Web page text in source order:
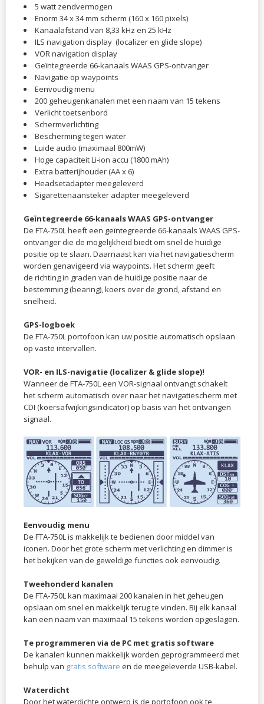
5 watt zendvermogen
Enorm 34 x 34 mm scherm (160 x 160 pixels)
Kanaalafstand van 8,33 kHz en 25 kHz
ILS navigation display (localizer en glide slope)
VOR navigation display
Geïntegreerde 66-kanaals WAAS GPS-ontvanger
Navigatie op waypoints
Eenvoudig menu
200 geheugenkanalen met een naam van 15 tekens
Verlicht toetsenbord
Schermverlichting
Bescherming tegen water
Luide audio (maximaal 800mW)
Hoge capaciteit Li-ion accu (1800 mAh)
Extra batterijhouder (AA x 6)
Headsetadapter meegeleverd
Sigarettenaansteker adapter meegeleverd
Geïntegreerde 66-kanaals WAAS GPS-ontvanger
De FTA-750L heeft een geïntegreerde 66-kanaals WAAS GPS-
ontvanger die de mogelijkheid biedt om snel de huidige
positie op te slaan. Daarnaast kan via het navigatiescherm
worden genavigeerd via waypoints. Het scherm geeft
de richting in graden van de huidige positie naar de
bestemming (bearing), koers over de grond, afstand en
snelheid.
GPS-logboek
De FTA-750L portofoon kan uw positie automatisch opslaan
op vaste intervallen.
VOR- en ILS-navigatie (localizer & glide slope)!
Wanneer de FTA-750L een VOR-signaal ontvangt schakelt
het scherm automatisch over naar het navigatiescherm met
CDI (koersafwijkingsindicator) op basis van het ontvangen
signaal.
Eenvoudig menu
De FTA-750L is makkelijk te bedienen door middel van
iconen. Door het grote scherm met verlichting en dimmer is
het bekijken van de geweldige functies ook eenvoudig.
Tweehonderd kanalen
De FTA-750L kan maximaal 200 kanalen in het geheugen
opslaan om snel en makkelijk terug te vinden. Bij elk kanaal
kan een naam van maximaal 15 tekens worden opgeslagen.
Te programmeren via de PC met gratis software
De kanalen kunnen makkelijk worden geprogrammeerd met
behulp van gratis software en de meegeleverde USB-kabel.
Waterdicht
Door het waterdichte ontwerp is de portofoon ook te